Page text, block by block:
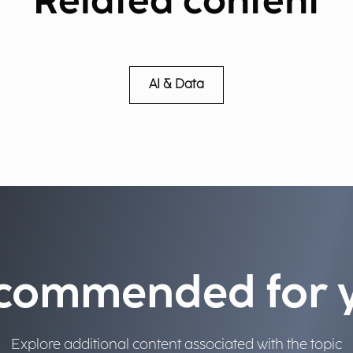
AI & Data
for
Explore additional content associated with the topic